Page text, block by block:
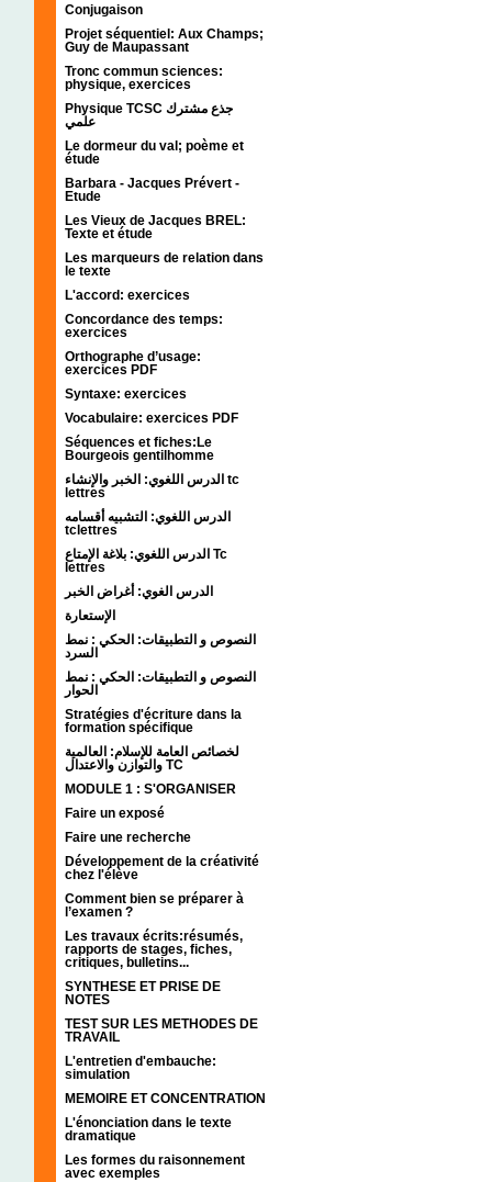
Conjugaison
Projet séquentiel: Aux Champs;
Guy de Maupassant
Tronc commun sciences:
physique, exercices
Physique TCSC جذع مشترك
علمي
Le dormeur du val; poème et
étude
Barbara - Jacques Prévert -
Etude
Les Vieux de Jacques BREL:
Texte et étude
Les marqueurs de relation dans
le texte
L'accord: exercices
Concordance des temps:
exercices
Orthographe d’usage:
exercices PDF
Syntaxe: exercices
Vocabulaire: exercices PDF
Séquences et fiches:Le
Bourgeois gentilhomme
الدرس اللغوي: الخبر والإنشاء tc
lettres
الدرس اللغوي: التشبيه أقسامه
tclettres
الدرس اللغوي: بلاغة الإمتاع Tc
lettres
الدرس الغوي: أغراض الخبر
الإستعارة
النصوص و التطبيقات: الحكي : نمط
السرد
النصوص و التطبيقات: الحكي : نمط
الحوار
Stratégies d'écriture dans la
formation spécifique
لخصائص العامة للإسلام: العالمية
والتوازن والاعتدال TC
MODULE 1 : S'ORGANISER
Faire un exposé
Faire une recherche
Développement de la créativité
chez l'élève
Comment bien se préparer à
l’examen ?
Les travaux écrits:résumés,
rapports de stages, fiches,
critiques, bulletins...
SYNTHESE ET PRISE DE
NOTES
TEST SUR LES METHODES DE
TRAVAIL
L'entretien d'embauche:
simulation
MEMOIRE ET CONCENTRATION
L'énonciation dans le texte
dramatique
Les formes du raisonnement
avec exemples